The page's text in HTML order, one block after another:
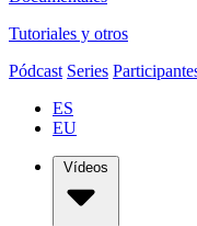
Tutoriales y otros
Pódcast Series
ES
EU
Vídeos